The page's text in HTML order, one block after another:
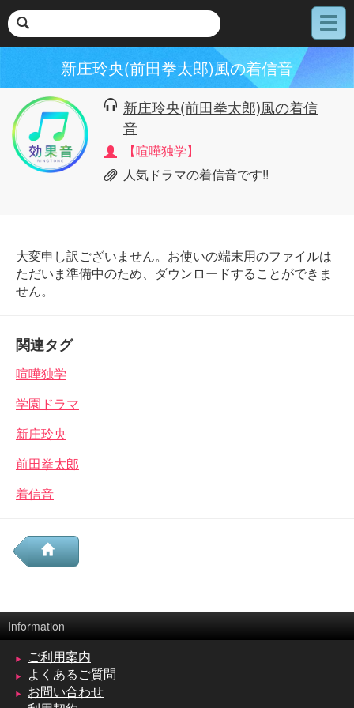
メ
ニ
新庄玲央(前田拳太郎)風の着信音
新庄玲央(前田拳太郎)風の着信
音
【喧嘩独学】
人気ドラマの着信音です!!
大変申し訳ございません。お使いの端末用のファイルは
ただいま準備中のため、ダウンロードすることができま
せん。
関連タグ
喧嘩独学
学園ドラマ
新庄玲央
前田拳太郎
着信音
Information
ご利用案内
よくあるご質問
お問い合わせ